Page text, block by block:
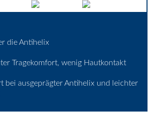
die Antihelix
Tragekomfort, wenig Hautkontakt
bei ausgeprägter Antihelix und leichter